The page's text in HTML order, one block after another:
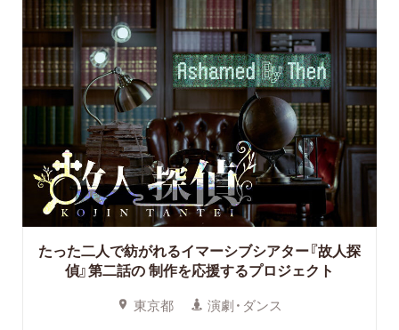
たった二人で紡がれるイマーシブシアター『故人探
偵』第二話の制作を応援するプロジェクト
東京都 演劇・ダンス